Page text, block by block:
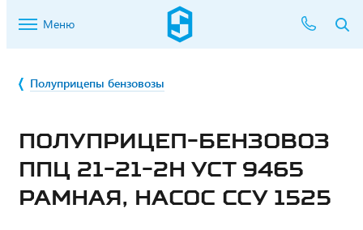
Меню
Полуприцепы бензовозы
ПОЛУПРИЦЕП-БЕНЗОВОЗ
ППЦ 21-21-2Н УСТ 9465
РАМНАЯ, НАСОС ССУ 1525